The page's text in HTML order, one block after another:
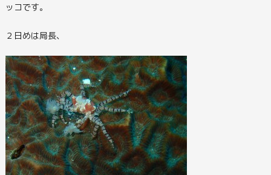
ッコです。
２日めは局長、